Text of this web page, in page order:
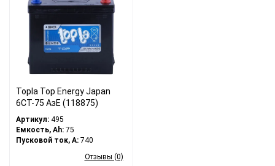
Topla Top Energy Japan
6CT-75 АзE (118875)
Артикул: 495
Емкость, Ah: 75
Пусковой ток, A: 740
Отзывы (0)